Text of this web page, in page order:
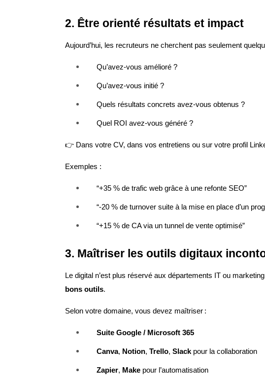
2. Être orienté résultats et impact
Aujourd’hui, les recruteurs ne cherchent pas seulement
Qu’avez-vous amélioré ?
Qu’avez-vous initié ?
Quels résultats concrets avez-vous obtenus ?
Quel ROI avez-vous généré ?
👉 Dans votre CV, dans vos entretiens ou sur votre profil
Exemples :
“+35 % de trafic web grâce à une refonte SEO”
“-20 % de turnover suite à la mise en place d’un
“+15 % de CA via un tunnel de vente optimisé”
3. Maîtriser les outils digitaux
Le digital n’est plus réservé aux départements IT ou
bons outils.
Selon votre domaine, vous devez maîtriser :
Suite Google / Microsoft 365
Canva, Notion, Trello, Slack pour la collaboration
Zapier, Make pour l’automatisation